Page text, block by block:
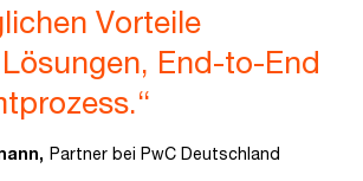
Vorteile
End-to-End
Partner bei PwC Deutschland